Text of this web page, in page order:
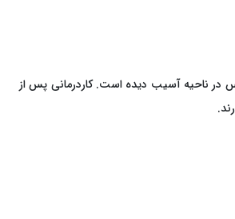
در ناحیه آسیب ‌دیده است. کاردرمانی پس از